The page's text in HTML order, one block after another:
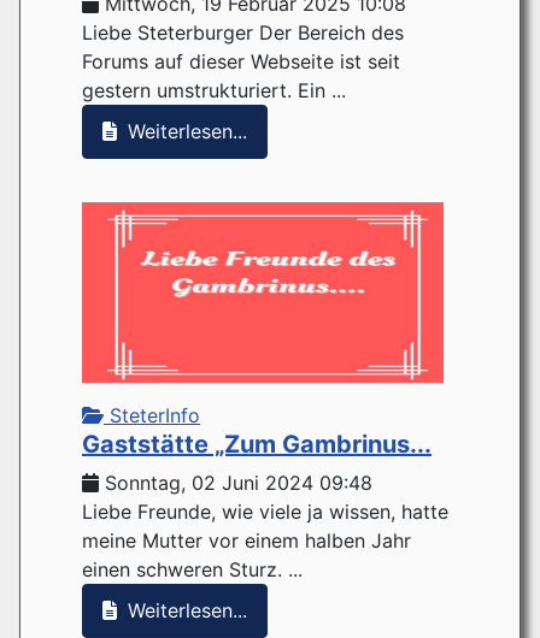
Liebe Steterburger Der Bereich des
Forums auf dieser Webseite ist seit
gestern umstrukturiert. Ein ...
Weiterlesen...
SteterInfo
Gaststätte „Zum Gambrinus...
Sonntag, 02 Juni 2024 09:48
Liebe Freunde, wie viele ja wissen, hatte
meine Mutter vor einem halben Jahr
einen schweren Sturz. ...
Weiterlesen...